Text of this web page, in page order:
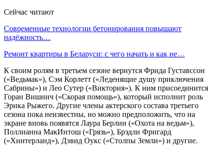
Сейчас читают
Современные технологии бетонирования повышают
надёжность…
Ремонт квартиры в Беларуси: с чего начать и как не…
К своим ролям в третьем сезоне вернутся Фрида Густавссон
(«Ведьмак»), Сэм Корлетт («Леденящие душу приключения
Сабрины») и Лео Сутер («Виктория»). К ним присоединится
Горан Вишнич («Скорая помощь»), который исполнит роль
Эрика Рыжего. Другие члены актерского состава третьего
сезона пока неизвестны, но можно предположить, что на
экране вновь появятся Лаура Берлин («Охота на ведьм»),
Поллианна МакИнтош («Грязь»), Брэдли Фригард
(«Хинтерланд»), Дэвид Оукс («Столпы Земли») и другие.